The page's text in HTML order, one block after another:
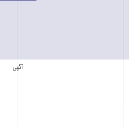
آگهی